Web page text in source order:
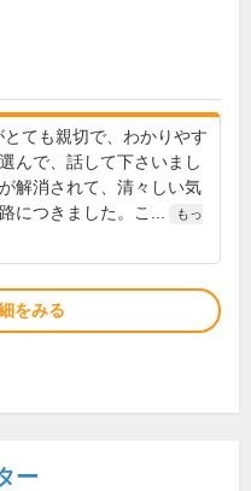
とても親切で、わかりやす
んで、話して下さいまし
解消されて、清々しい気
につきました。こ...
もっ
をみる
ー